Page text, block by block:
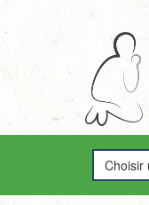
Choisir